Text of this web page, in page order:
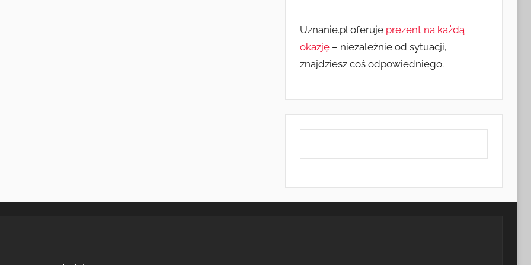
Uznanie.pl oferuje prezent na każdą
okazję– niezależnie od sytuacji,
znajdziesz coś odpowiedniego.